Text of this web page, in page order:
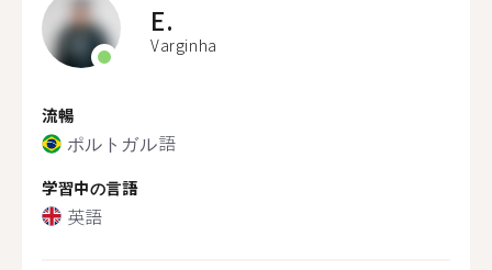
E.
Varginha
流暢
ポルトガル語
学習中の言語
英語